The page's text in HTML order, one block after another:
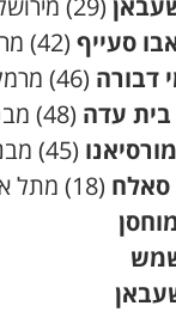
(29) מירושלים
סעייף (42) מרמלה
דבורה (46) מרמלה
עדה (48) מבני ברק
(45) מבני ברק
סאלח (18) מתל אביב